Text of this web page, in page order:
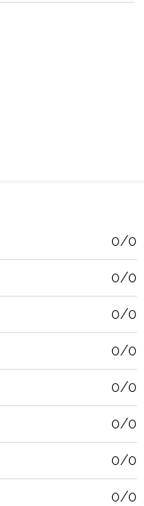
0/0
0/0
0/0
0/0
0/0
0/0
0/0
0/0